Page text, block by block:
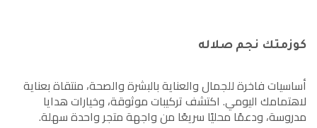
كوزمتك نجم صلاله
أساسيات فاخرة للجمال والعناية بالبشرة والصحة، منتقاة بعناية
لاهتمامك اليومي. اكتشف تركيبات موثوقة، وخيارات هدايا
مدروسة، ودعمًا محليًا سريعًا من واجهة متجر واحدة سهلة.